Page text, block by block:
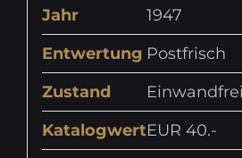
Jahr
1947
Entwertung Postfrisch
Zustand
Einwandfrei
KatalogwertEUR 40.-